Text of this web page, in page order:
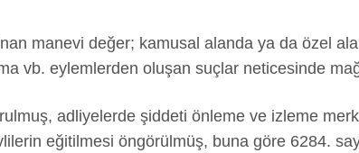
manevi değer; kamusal alanda ya da özel
vb. eylemlerden oluşan suçlar neticesinde
adliyelerde şiddeti önleme ve izleme
eğitilmesi öngörülmüş, buna göre 6284.